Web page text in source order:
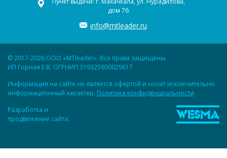
дом 76
info@mtleader.ru
© 2017-2026 ООО «MTleader». Все права защищены.
ИП Горная Е.В. ОГРНИП 319325600029617
Информация на сайте не является офертой и носит исключительно
информационный характер. Политика конфиденциальности
Разработка и
продвижение сайта: